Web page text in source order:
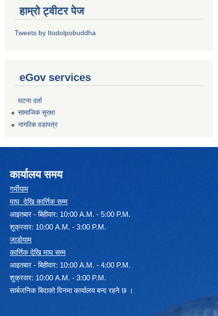
हाम्रो ट्वीटर पेज
Tweets by Itodolpobuddha
eGov services
घटना दर्ता
सामाजिक सुरक्षा
नागरिक वडापत्र
कार्यालय समय
गर्मीयाम
माघ देखि कार्त्तिक सम्म
आइतबार - बिहीवार: 10:00 A.M. - 5:00 P.M.
शुक्रवार: 10:00 A.M. - 3:00 P.M.
जाडोयाम
कार्त्तिक देखि माघ सम्म
आइतबार - बिहीवार: 10:00 A.M. - 4:00 P.M.
शुक्रवार: 10:00 A.M. - 3:00 P.M.
सार्बजनिक बिदाको दिनमा कार्यालय बन्द रहने छ ।